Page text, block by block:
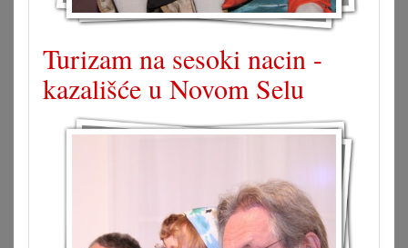
Turizam na sesoki nacin -
kazališće u Novom Selu